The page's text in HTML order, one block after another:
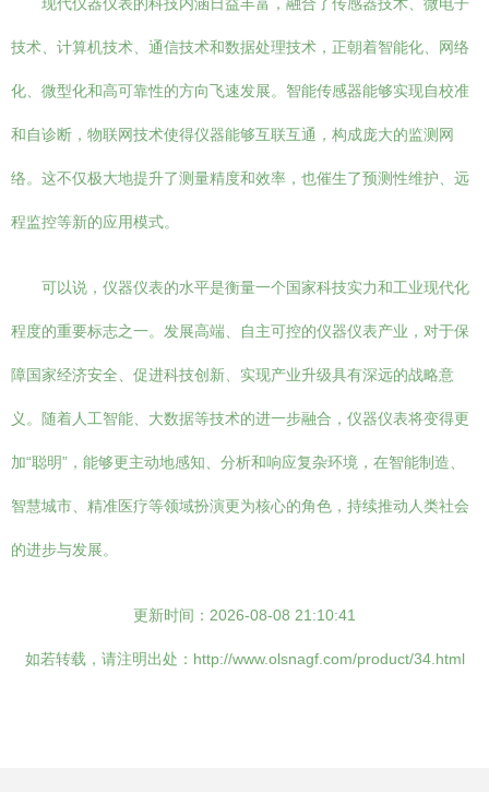
技术、计算机技术、通信技术和数据处理技术，正朝着智能化、网络
化、微型化和高可靠性的方向飞速发展。智能传感器能够实现自校准
和自诊断，物联网技术使得仪器能够互联互通，构成庞大的监测网
络。这不仅极大地提升了测量精度和效率，也催生了预测性维护、远
程监控等新的应用模式。
可以说，仪器仪表的水平是衡量一个国家科技实力和工业现代化
程度的重要标志之一。发展高端、自主可控的仪器仪表产业，对于保
障国家经济安全、促进科技创新、实现产业升级具有深远的战略意
义。随着人工智能、大数据等技术的进一步融合，仪器仪表将变得更
加“聪明”，能够更主动地感知、分析和响应复杂环境，在智能制造、
智慧城市、精准医疗等领域扮演更为核心的角色，持续推动人类社会
的进步与发展。
更新时间：2026-08-08 21:10:41
如若转载，请注明出处：http://www.olsnagf.com/product/34.html